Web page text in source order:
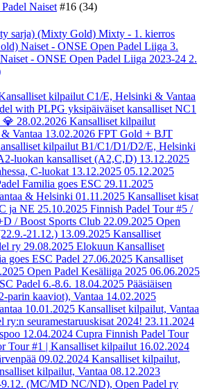
Naiset #16 (34)
sarja) (Mixty Gold) Mixty - 1. kierros
Naiset - ONSE Open Padel Liiga 3.
Naiset - ONSE Open Padel Liiga 2023-24 2.
kilpailut C1/E, Helsinki & Vantaa
with PLPG yksipäiväiset kansalliset NC1
💎 28.02.2026 Kansalliset kilpailut
Vantaa 13.02.2026 FPT Gold + BJT
kilpailut B1/C1/D1/D2/E, Helsinki
luokan kansalliset (A2,C,D) 13.12.2025
C-luokat 13.12.2025 05.12.2025
Familia goes ESC 29.11.2025
& Helsinki 01.11.2025 Kansalliset kisat
ja NE 25.10.2025 Finnish Padel Tour #5 /
/ Boost Sports Club 22.09.2025 Open
21.12.) 13.09.2025 Kansalliset
ry 29.08.2025 Elokuun Kansalliset
goes ESC Padel 27.06.2025 Kansalliset
Open Padel Kesäliiga 2025 06.06.2025
Padel 6.-8.6. 18.04.2025 Pääsiäisen
parin kaaviot), Vantaa 14.02.2025
10.01.2025 Kansalliset kilpailut, Vantaa
ry:n seuramestaruuskisat 2024! 23.11.2024
12.04.2024 Cupra Finnish Padel Tour
Tour #1 | Kansalliset kilpailut 16.02.2024
09.02.2024 Kansalliset kilpailut,
kilpailut, Vantaa 08.12.2023
(MC/MD NC/ND), Open Padel ry